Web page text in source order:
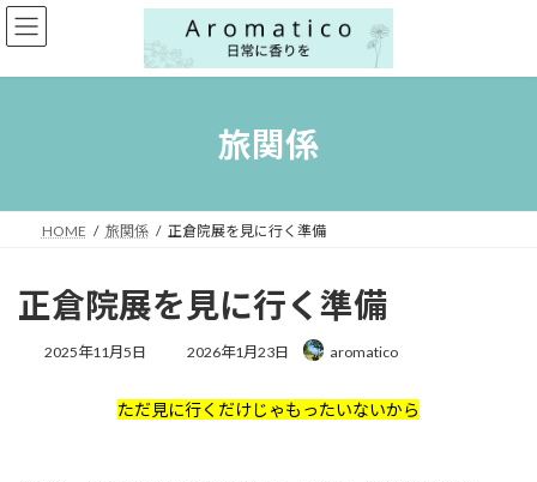
コ
ン
ン
ナ
ビ
ー
旅関係
HOME 旅関係 正倉院展を見に行く準備
正倉院展を見に行く準備
2025年11月5日
最
新
2026年1月23日 aromatico
ただ見に行くだけじゃもったいないから